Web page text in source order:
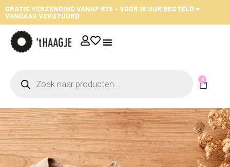
GRATIS VERZENDING VANAF €75 - VOOR 16 UUR BESTELD =
VANDAAG VERSTUURD
0